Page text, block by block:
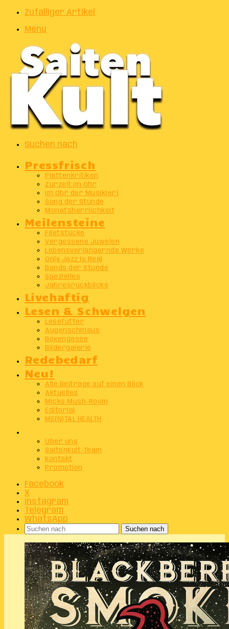
Zufälliger Artikel
Menu
Suchen nach
Pressfrisch
Plattenkritiken
Zurzeit im Ohr
Im Ohr der Musik(er)
Song der Stunde
Monatsherrlichkeit
Meilensteine
Filetstücke
Vergessene Juwelen
Lebensverlängernde Werke
Only Jazz Is Real
Bands der Stunde
Spezielles
Jahresrückblicke
Livehaftig
Lesen & Schwelgen
Lesefutter
Augenschmaus
Boxengasse
Bildergalerie
Redebedarf
Neu!
Alle Beiträge auf einen Blick
Aktuelles
Micks Mush-Room
Editorial
ME(N)TAL HEALTH
Über uns
SaitenKult-Team
Kontakt
Promotion
Facebook
X
Instagram
Telegram
WhatsApp
Suchen nach